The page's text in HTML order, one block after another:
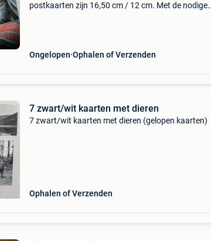
postkaarten zijn 16,50 cm / 12 cm. Met de nodige
Ongelopen Ophalen of Verzenden
7 zwart/wit kaarten met dieren
7 zwart/wit kaarten met dieren (gelopen kaarten)
Ophalen of Verzenden